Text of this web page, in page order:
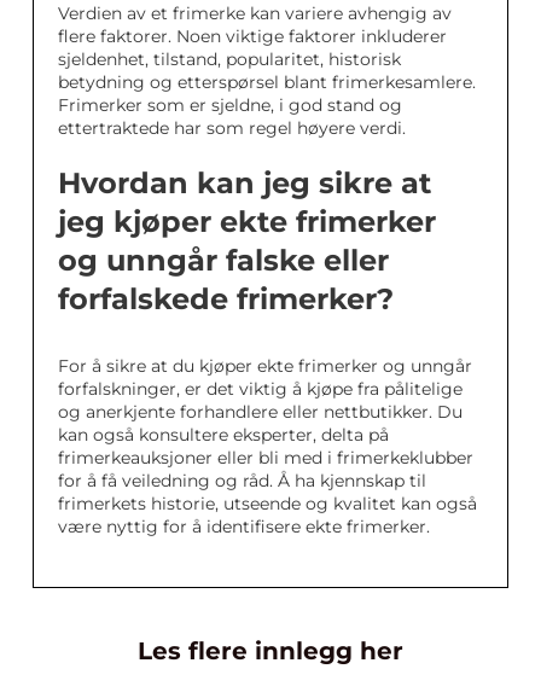
Verdien av et frimerke kan variere avhengig av
flere faktorer. Noen viktige faktorer inkluderer
sjeldenhet, tilstand, popularitet, historisk
betydning og etterspørsel blant frimerkesamlere.
Frimerker som er sjeldne, i god stand og
ettertraktede har som regel høyere verdi.
Hvordan kan jeg sikre at
jeg kjøper ekte frimerker
og unngår falske eller
forfalskede frimerker?
For å sikre at du kjøper ekte frimerker og unngår
forfalskninger, er det viktig å kjøpe fra pålitelige
og anerkjente forhandlere eller nettbutikker. Du
kan også konsultere eksperter, delta på
frimerkeauksjoner eller bli med i frimerkeklubber
for å få veiledning og råd. Å ha kjennskap til
frimerkets historie, utseende og kvalitet kan også
være nyttig for å identifisere ekte frimerker.
Les flere innlegg her